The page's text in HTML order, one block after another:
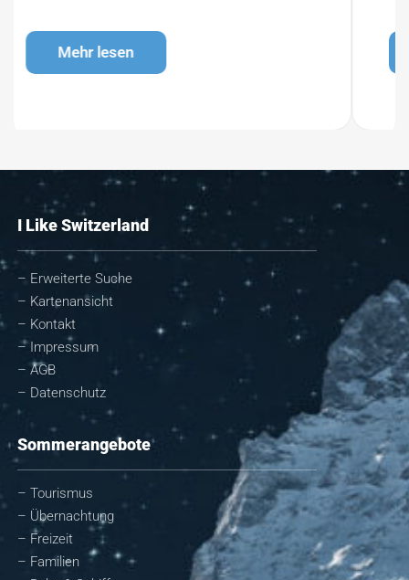
Mehr lesen
I Like Switzerland
– Erweiterte Suche
– Kartenansicht
– Kontakt
– Impressum
– AGB
– Datenschutz
Sommerangebote
– Tourismus
– Übernachtung
– Freizeit
– Familien